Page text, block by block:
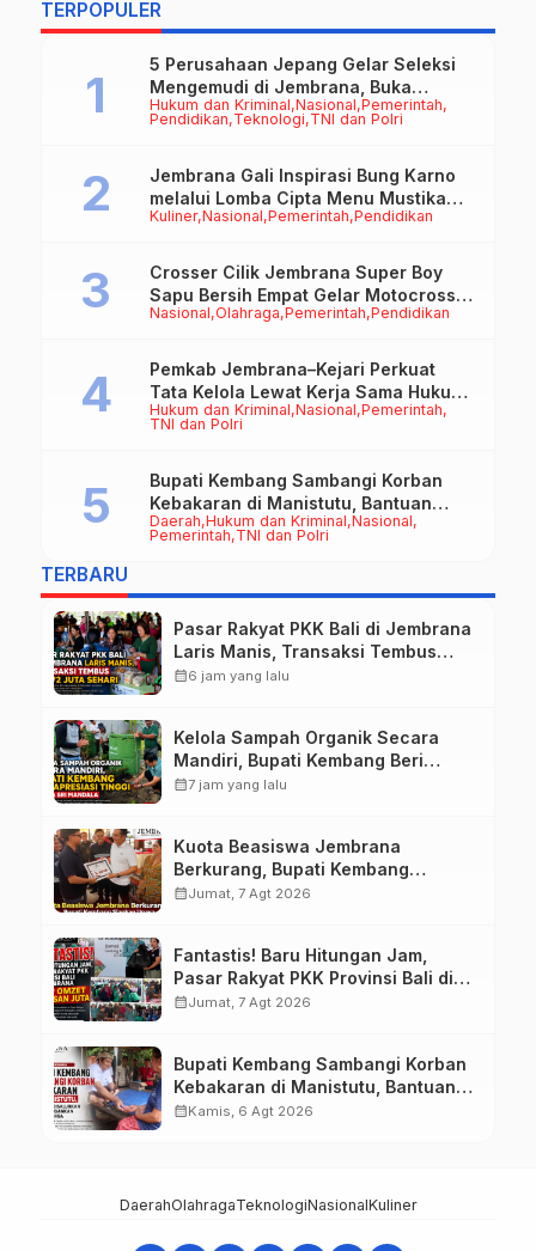
TERPOPULER
Hukum dan Kriminal Nasional Pemerintah
Pendidikan Teknologi TNI dan Polri
5 Perusahaan Jepang Gelar Seleksi
Mengemudi di Jembrana, Buka
Peluang Kerja bagi Calon PMI
Kuliner Nasional Pemerintah Pendidikan
Jembrana Gali Inspirasi Bung Karno
melalui Lomba Cipta Menu Mustika
Rasa
Nasional Olahraga Pemerintah Pendidikan
Crosser Cilik Jembrana Super Boy
Sapu Bersih Empat Gelar Motocross
50cc
Hukum dan Kriminal Nasional Pemerintah
TNI dan Polri
Pemkab Jembrana–Kejari Perkuat
Tata Kelola Lewat Kerja Sama Hukum
Datun
Daerah Hukum dan Kriminal Nasional
Pemerintah TNI dan Polri
Bupati Kembang Sambangi Korban
Kebakaran di Manistutu, Bantuan
Disalurkan untuk Ringankan Beban
TERBARU
Pasar Rakyat PKK Bali di Jembrana
Laris Manis, Transaksi Tembus
Rp.672 Juta Sehari
calendar_month6 jam yang lalu
Kelola Sampah Organik Secara
Mandiri, Bupati Kembang Beri
Apresiasi Tinggi Warga Sri
calendar_month7 jam yang lalu
Kuota Beasiswa Jembrana
Berkurang, Bupati Kembang
Siapkan Upaya Penambahan di
calendar_monthJumat, 7 Agt 2026
Fantastis! Baru Hitungan Jam,
Pasar Rakyat PKK Provinsi Bali di
Jembrana Raup Omzet Ratusan
calendar_monthJumat, 7 Agt 2026
Bupati Kembang Sambangi Korban
Kebakaran di Manistutu, Bantuan
Disalurkan untuk Ringankan Beban
calendar_monthKamis, 6 Agt 2026
DaerahOlahragaTeknologiNasionalKuliner